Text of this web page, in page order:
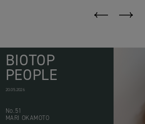
BIOTOP
PEOPLE
20.05.2026
No.51
MARI OKAMOTO